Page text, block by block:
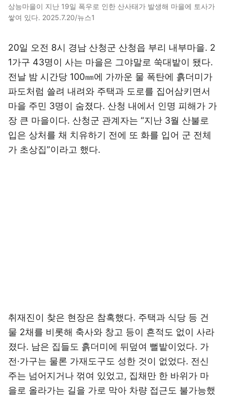
상능마을이 지난 19일 폭우로 인한 산사태가 발생해 마을에 토사가
쌓여 있다. 2025.7.20/뉴스1
20일 오전 8시 경남 산청군 산청읍 부리 내부마을. 2
1가구 43명이 사는 마을은 그야말로 쑥대밭이 됐다.
전날 밤 시간당 100㎜에 가까운 물 폭탄에 흙더미가
파도처럼 쓸려 내려와 주택과 도로를 집어삼키면서
마을 주민 3명이 숨졌다. 산청 내에서 인명 피해가 가
장 큰 마을이다. 산청군 관계자는 “지난 3월 산불로
입은 상처를 채 치유하기 전에 또 화를 입어 군 전체
가 초상집”이라고 했다.
취재진이 찾은 현장은 참혹했다. 주택과 식당 등 건
물 2채를 비롯해 축사와 창고 등이 흔적도 없이 사라
졌다. 남은 집들도 흙더미에 뒤덮여 뻘밭이었다. 가
전·가구는 물론 가재도구도 성한 것이 없었다. 전신
주는 넘어지거나 꺾여 있었고, 집채만 한 바위가 마
을로 올라가는 길을 가로 막아 차량 접근도 불가능했